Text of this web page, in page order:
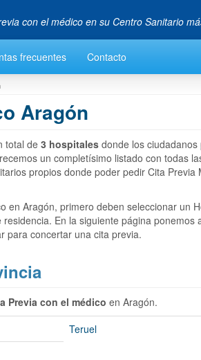
con el médico en su Centro Sanitario
frecuentes Contacto
Aragón
total de 3 hospitales donde los ciudadanos
un completísimo listado con todas
propios donde poder pedir Cita Previa
en Aragón, primero deben seleccionar un
En la siguiente página ponemos
para concertar una cita previa.
Previa con el médico en Aragón.
Teruel